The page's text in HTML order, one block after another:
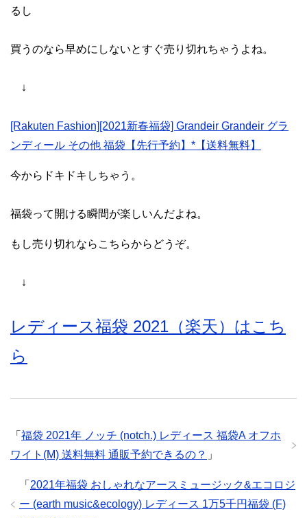
るし
買うのなら早めにしないとすぐ売り切れちゃうよね。
↓
[Rakuten Fashion][2021新春福袋] Grandeir Grandeir グラ
ンディール その他 福袋【先行予約】*【送料無料】
今からドキドキしちゃう。
福袋って開ける瞬間が楽しいんだよね。
もし売り切れならこちらからどうぞ。
↓
レディース福袋 2021（楽天）はこち
ら
「 福袋 2021年 ノッチ (notch.) レディース 福袋A オフホ
ワイト(M) 送料無料 通販予約できるの？ 」
「 2021年福袋 おしゃれなアースミュージック&エコロジ
ー (earth music&ecology) レディース 1万5千円福袋 (F)